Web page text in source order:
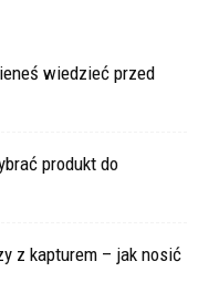
wiedzieć przed
produkt do
z kapturem – jak nosić